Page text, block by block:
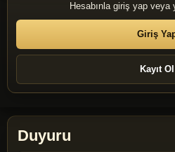
Hesabınla giriş yap veya
Giriş
Kayıt Ol
Duyuru